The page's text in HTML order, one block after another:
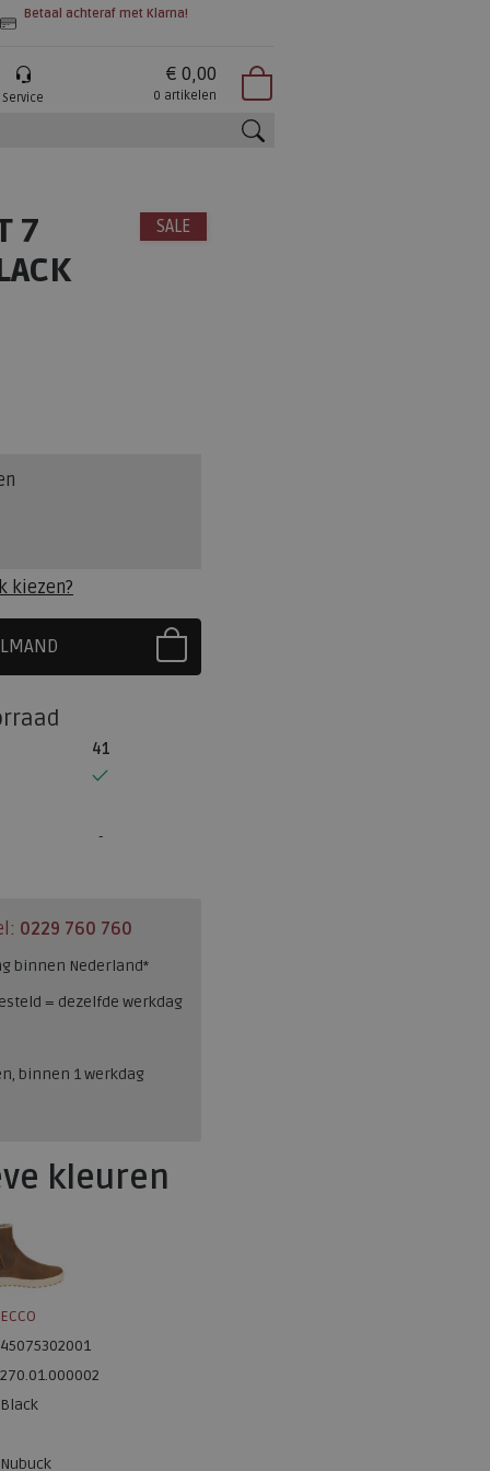
Betaal achteraf met Klarna!
Service
€ 0,00
0 artikelen
SALE
7
kiezen?
41
0229 760 760
binnen Nederland*
= dezelfde werkdag
binnen 1 werkdag
kleuren
ECCO
45075302001
270.01.000002
Black
Nubuck